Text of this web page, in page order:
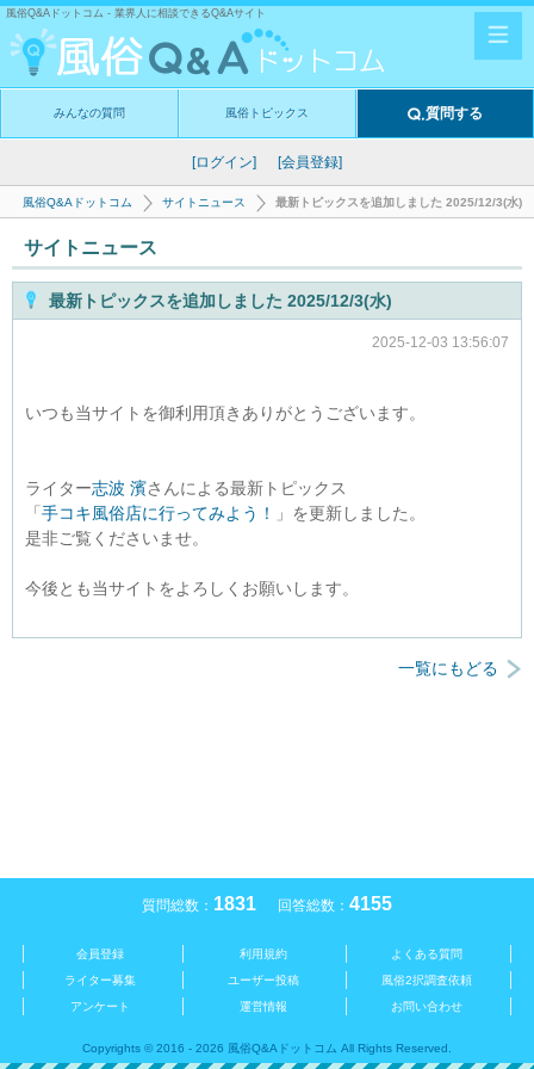
風俗Q&Aドットコム - 業界人に相談できるQ&Aサイト
みんなの質問 風俗トピックス 質問する
[ログイン] [会員登録]
風俗Q&Aドットコム サイトニュース 最新トピックスを追加しました 2025/12/3(水)
サイトニュース
最新トピックスを追加しました 2025/12/3(水)
2025-12-03 13:56:07
いつも当サイトを御利用頂きありがとうございます。
ライター志波 濱さんによる最新トピックス
「 手コキ風俗店に行ってみよう！
」を更新しました。
是非ご覧くださいませ。
今後とも当サイトをよろしくお願いします。
一覧にもどる
質問総数： 1831 回答総数： 4155
会員登録 利用規約
よくある質問
ライター募集
ユーザー投稿
風俗2択調査依頼
アンケート
運営情報 お問い合わせ
Copyrights © 2016 - 2026 風俗Q&Aドットコム All Rights Reserved.